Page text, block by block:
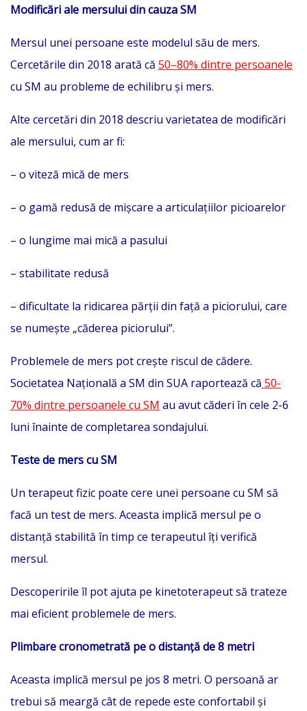
Modificări ale mersului din cauza SM
Mersul unei persoane este modelul său de mers.
Cercetările din 2018 arată că 50⁠–80% dintre persoanele
cu SM au probleme de echilibru și mers.
Alte cercetări din 2018 descriu varietatea de modificări
ale mersului, cum ar fi:
– o viteză mică de mers
– o gamă redusă de mișcare a articulațiilor picioarelor
– o lungime mai mică a pasului
– stabilitate redusă
– dificultate la ridicarea părții din față a piciorului, care
se numește „căderea piciorului”.
Problemele de mers pot crește riscul de cădere.
Societatea Națională a SM din SUA raportează că 50-
70% dintre persoanele cu SM au avut căderi în cele 2-6
luni înainte de completarea sondajului.
Teste de mers cu SM
Un terapeut fizic poate cere unei persoane cu SM să
facă un test de mers. Aceasta implică mersul pe o
distanță stabilită în timp ce terapeutul îți verifică
mersul.
Descoperirile îl pot ajuta pe kinetoterapeut să trateze
mai eficient problemele de mers.
Plimbare cronometrată pe o distanță de 8 metri
Aceasta implică mersul pe jos 8 metri. O persoană ar
trebui să meargă cât de repede este confortabil și